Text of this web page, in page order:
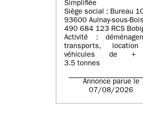
Simplifiée
Siège social : Bureau
93600 Aulnay-sous-Bois
490 684 123 RCS
Activité :
transports,
véhicules de +
3.5 tonnes
Annonce parue le
07/08/2026